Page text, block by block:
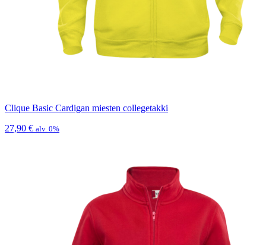
Clique Basic Cardigan miesten collegetakki
27,90 € alv. 0%